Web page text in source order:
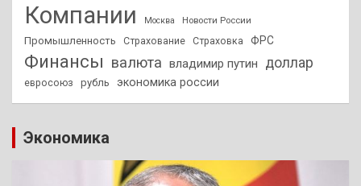
Компании Москва Новости России
Промышленность Страхование Страховка ФРС
Финансы валюта владимир путин доллар
евросоюз рубль экономика россии
Экономика